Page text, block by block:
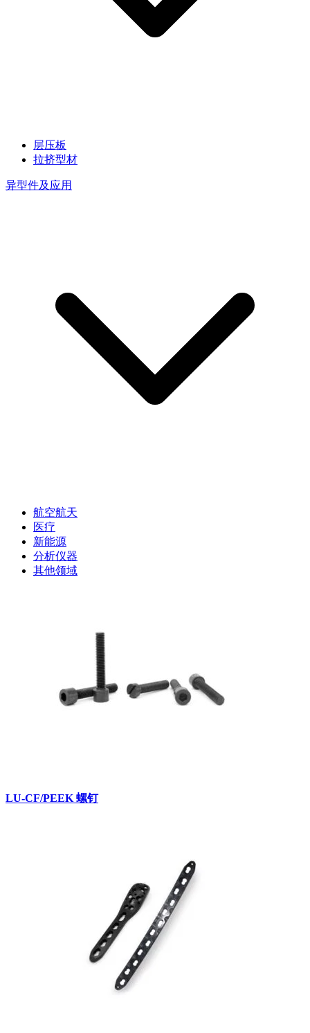
层压板
拉挤型材
异型件及应用
航空航天
医疗
新能源
分析仪器
其他领域
LU-CF/PEEK 螺钉